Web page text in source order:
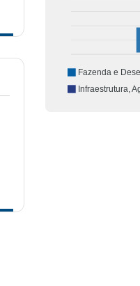
Fazenda e
Infraestrutura,